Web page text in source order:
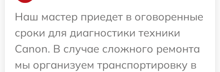
Наш мастер приедет в оговоренные
сроки для диагностики техники
Canon. В случае сложного ремонта
мы организуем транспортировку в